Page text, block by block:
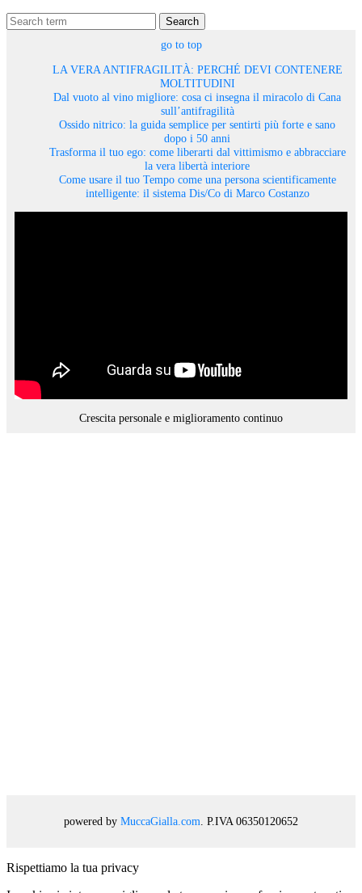
Search
go to top
LA VERA ANTIFRAGILITÀ: PERCHÉ DEVI CONTENERE
MOLTITUDINI
Dal vuoto al vino migliore: cosa ci insegna il miracolo di Cana
sull’antifragilità
Ossido nitrico: la guida semplice per sentirti più forte e sano
dopo i 50 anni
Trasforma il tuo ego: come liberarti dal vittimismo e abbracciare
la vera libertà interiore
Come usare il tuo Tempo come una persona scientificamente
intelligente: il sistema Dis/Co di Marco Costanzo
Crescita personale e miglioramento continuo
powered by MuccaGialla.com . P.IVA 06350120652
Rispettiamo la tua privacy